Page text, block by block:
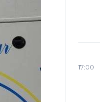
17:00